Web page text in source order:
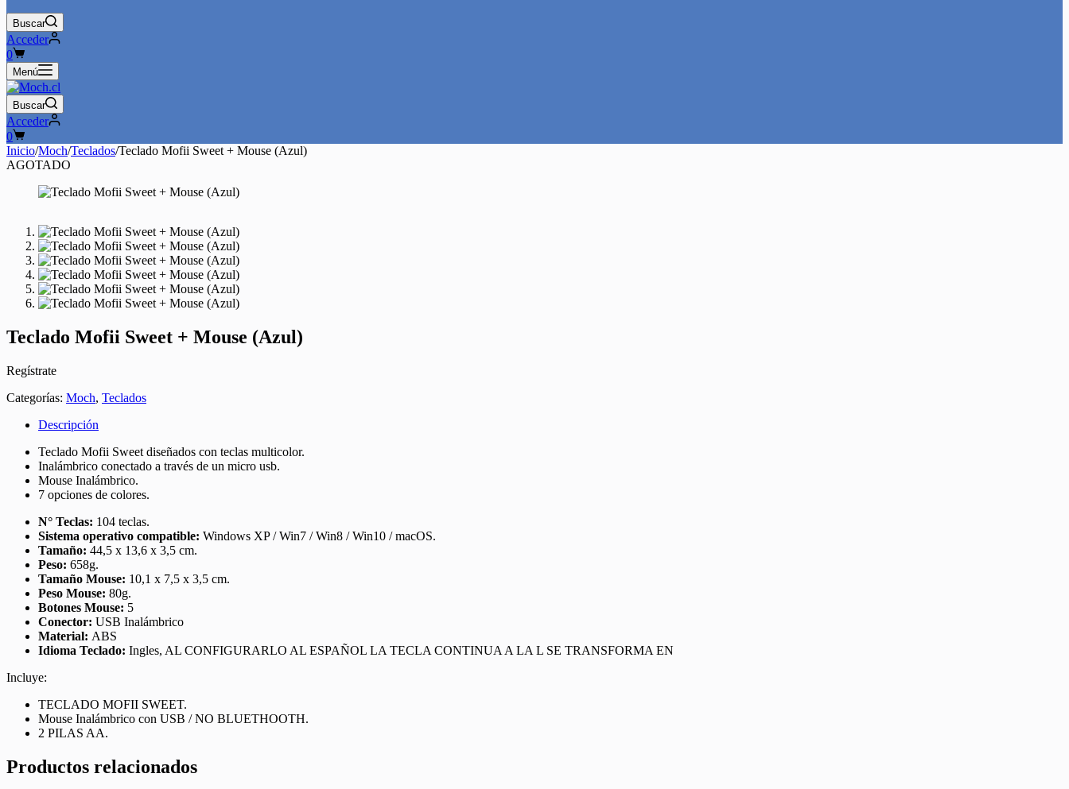
Buscar
Acceder
Carro
de
compra
0
Menú
Buscar
Acceder
Carro
de
compra
0
Inicio/Moch/Teclados/Teclado Mofii Sweet + Mouse (Azul)
AGOTADO
Teclado Mofii Sweet + Mouse (Azul)
Regístrate
Categorías: Moch, Teclados
Descripción
Teclado Mofii Sweet diseñados con teclas multicolor.
Inalámbrico conectado a través de un micro usb.
Mouse Inalámbrico.
7 opciones de colores.
N° Teclas: 104 teclas.
Sistema operativo compatible: Windows XP / Win7 / Win8 / Win10 / macOS.
Tamaño: 44,5 x 13,6 x 3,5 cm.
Peso: 658g.
Tamaño Mouse: 10,1 x 7,5 x 3,5 cm.
Peso Mouse: 80g.
Botones Mouse: 5
Conector: USB Inalámbrico
Material: ABS
Idioma Teclado: Ingles, AL CONFIGURARLO AL ESPAÑOL LA TECLA CONTINUA A LA L SE TRANSFORMA EN
Incluye:
TECLADO MOFII SWEET.
Mouse Inalámbrico con USB / NO BLUETHOOTH.
2 PILAS AA.
Productos relacionados